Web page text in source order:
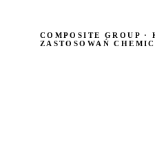
COMPOSITE GROUP ·
ZASTOSOWAŃ